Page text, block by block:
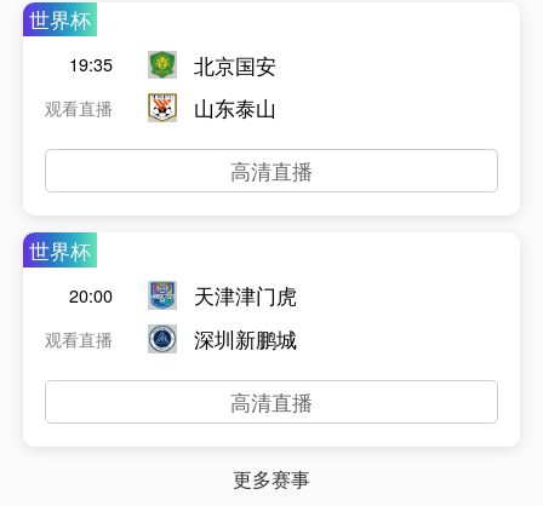
世界杯
19:35
观看直播
北京国安
山东泰山
高清直播
世界杯
20:00
观看直播
天津津门虎
深圳新鹏城
高清直播
更多赛事